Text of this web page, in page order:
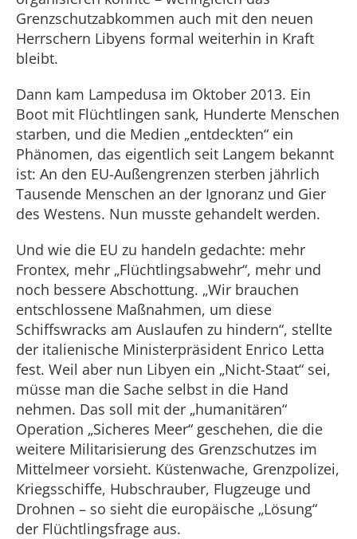
Grenzschutzabkommen auch mit den neuen
Herrschern Libyens formal weiterhin in Kraft
bleibt.
Dann kam Lampedusa im Oktober 2013. Ein
Boot mit Flüchtlingen sank, Hunderte Menschen
starben, und die Medien „entdeckten“ ein
Phänomen, das eigentlich seit Langem bekannt
ist: An den EU-Außengrenzen sterben jährlich
Tausende Menschen an der Ignoranz und Gier
des Westens. Nun musste gehandelt werden.
Und wie die EU zu handeln gedachte: mehr
Frontex, mehr „Flüchtlingsabwehr“, mehr und
noch bessere Abschottung. „Wir brauchen
entschlossene Maßnahmen, um diese
Schiffswracks am Auslaufen zu hindern“, stellte
der italienische Ministerpräsident Enrico Letta
fest. Weil aber nun Libyen ein „Nicht-Staat“ sei,
müsse man die Sache selbst in die Hand
nehmen. Das soll mit der „humanitären“
Operation „Sicheres Meer“ geschehen, die die
weitere Militarisierung des Grenzschutzes im
Mittelmeer vorsieht. Küstenwache, Grenzpolizei,
Kriegsschiffe, Hubschrauber, Flugzeuge und
Drohnen – so sieht die europäische „Lösung“
der Flüchtlingsfrage aus.